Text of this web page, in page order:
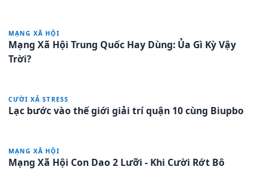
MẠNG XÃ HỘI
Mạng Xã Hội Trung Quốc Hay Dùng: Ủa Gì Kỳ Vậy
Trời?
CƯỜI XẢ STRESS
Lạc bước vào thế giới giải trí quận 10 cùng Biupbo
MẠNG XÃ HỘI
Mạng Xã Hội Con Dao 2 Lưỡi - Khi Cười Rớt Bô